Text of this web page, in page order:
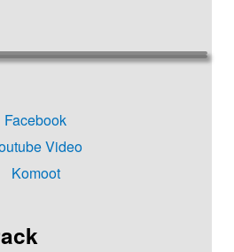
Facebook
Video
Komoot